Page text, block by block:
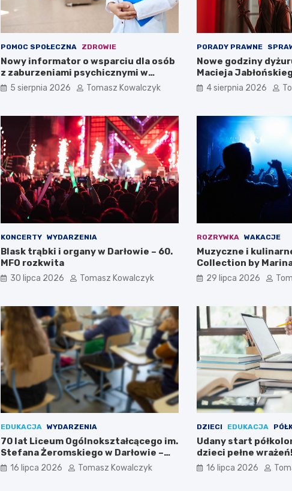
POMOC SPOŁECZNA ZDROWIE
Nowy informator o wsparciu dla osób
z zaburzeniami psychicznymi w
Zachodniopomorskiem na 2026 rok
5 sierpnia 2026 Tomasz Kowalczyk
PORADY PRAWNE
Nowe godziny
Macieja
4 sierpnia 2026
KONCERTY WYDARZENIA
Blask trąbki i organy w Darłowie – 60.
MFO rozkwita
30 lipca 2026 Tomasz Kowalczyk
ROZRYWKA WAKACJE
Muzyczne i
Collection by
29 lipca 2026
EDUKACJA WYDARZENIA
70 lat Liceum Ogólnokształcącego im.
Stefana Żeromskiego w Darłowie –
Świętuj z nami!
16 lipca 2026 Tomasz Kowalczyk
DZIECI EDUKACJA
Udany start
dzieci pełne wrażeń!
16 lipca 2026